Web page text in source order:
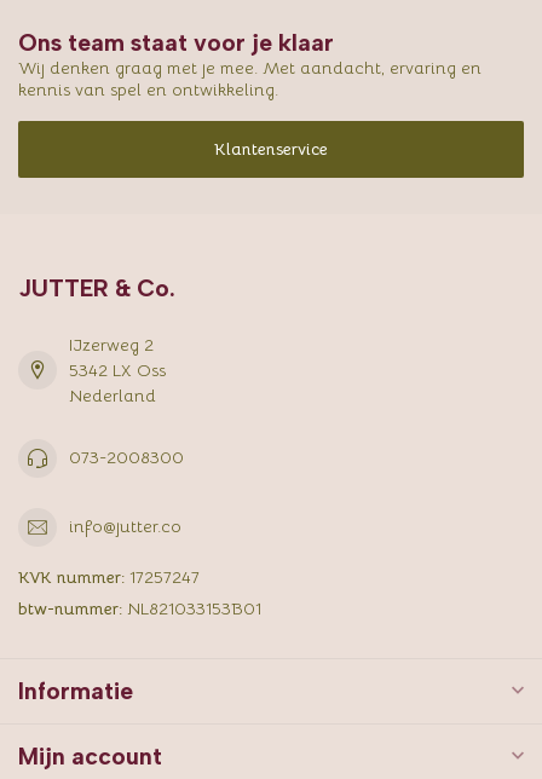
Ons team staat voor je klaar
Wij denken graag met je mee. Met aandacht, ervaring en
kennis van spel en ontwikkeling.
Klantenservice
JUTTER & Co.
IJzerweg 2
5342 LX Oss
Nederland
073-2008300
info@jutter.co
KVK nummer: 17257247
btw-nummer: NL821033153B01
Informatie
Mijn account